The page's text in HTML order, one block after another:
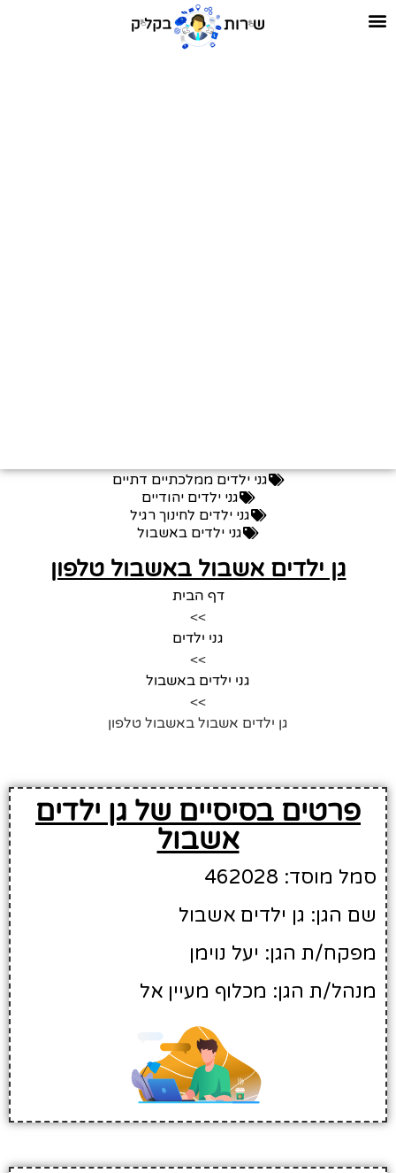
גני ילדים ממלכתיים דתיים
גני ילדים יהודיים
גני ילדים לחינוך רגיל
גני ילדים באשבול
גן ילדים אשבול באשבול טלפון
דף הבית
>>
גני ילדים
>>
גני ילדים באשבול
>>
גן ילדים אשבול באשבול טלפון
פרטים בסיסיים של גן ילדים
אשבול
סמל מוסד: 462028
שם הגן: גן ילדים אשבול
מפקח/ת הגן: יעל נוימן
מנהל/ת הגן: מכלוף מעיין אל